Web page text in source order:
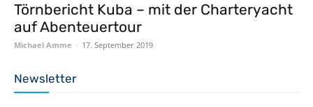
Törnbericht Kuba – mit der Charteryacht
auf Abenteuertour
Michael Amme - 17. September 2019
Newsletter